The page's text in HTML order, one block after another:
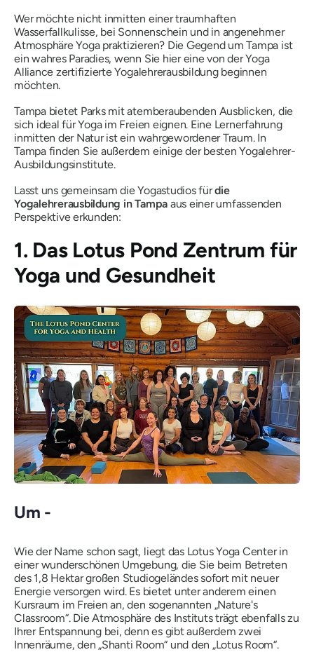
Wer möchte nicht inmitten einer traumhaften
Wasserfallkulisse, bei Sonnenschein und in angenehmer
Atmosphäre Yoga praktizieren? Die Gegend um Tampa ist
ein wahres Paradies, wenn Sie hier eine von der Yoga
Alliance zertifizierte Yogalehrerausbildung beginnen
möchten.
Tampa bietet Parks mit atemberaubenden Ausblicken, die
sich ideal für Yoga im Freien eignen. Eine Lernerfahrung
inmitten der Natur ist ein wahrgewordener Traum. In
Tampa finden Sie außerdem einige der besten Yogalehrer-
Ausbildungsinstitute.
Lasst uns gemeinsam die Yogastudios fürdie
Yogalehrerausbildung in Tampa aus einer umfassenden
Perspektive erkunden:
1. Das Lotus Pond Zentrum für
Yoga und Gesundheit
Um -
Wie der Name schon sagt, liegt das Lotus Yoga Center in
einer wunderschönen Umgebung, die Sie beim Betreten
des 1,8 Hektar großen Studiogeländes sofort mit neuer
Energie versorgen wird. Es bietet unter anderem einen
Kursraum im Freien an, den sogenannten „Nature's
Classroom“. Die Atmosphäre des Instituts trägt ebenfalls zu
Ihrer Entspannung bei, denn es gibt außerdem zwei
Innenräume, den „Shanti Room“ und den „Lotus Room“.